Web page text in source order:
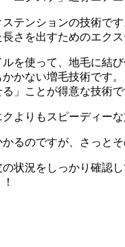
テンションの技術です
さを出すためのエク
を使って、地毛に結び
かない増毛技術です。
」ことが得意な技術で
よりもスピーディー
るのですが、さっと
状況をしっかり確認